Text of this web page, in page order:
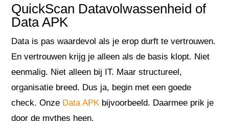
QuickScan Datavolwassenheid of
Data APK
Data is pas waardevol als je erop durft te vertrouwen.
En vertrouwen krijg je alleen als de basis klopt. Niet
eenmalig. Niet alleen bij IT. Maar structureel,
organisatie breed. Dus ja, begin met een goede
check. Onze Data APK bijvoorbeeld. Daarmee prik je
door de mythes heen.